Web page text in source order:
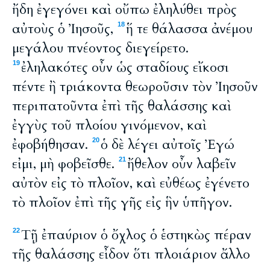
ἤδη ἐγεγόνει καὶ οὔπω ἐληλύθει πρὸς
αὐτοὺς ὁ Ἰησοῦς,
18ἥ τε θάλασσα ἀνέμου
μεγάλου πνέοντος διεγείρετο.
19 ἐληλακότες οὖν ὡς σταδίους εἴκοσι
πέντε ἢ τριάκοντα θεωροῦσιν τὸν Ἰησοῦν
περιπατοῦντα ἐπὶ τῆς θαλάσσης καὶ
ἐγγὺς τοῦ πλοίου γινόμενον, καὶ
ἐφοβήθησαν.
20ὁ δὲ λέγει αὐτοῖς Ἐγώ
εἰμι, μὴ φοβεῖσθε.
21ἤθελον οὖν λαβεῖν
αὐτὸν εἰς τὸ πλοῖον, καὶ εὐθέως ἐγένετο
τὸ πλοῖον ἐπὶ τῆς γῆς εἰς ἣν ὑπῆγον.
22Τῇ ἐπαύριον ὁ ὄχλος ὁ ἑστηκὼς πέραν
τῆς θαλάσσης εἶδον ὅτι πλοιάριον ἄλλο